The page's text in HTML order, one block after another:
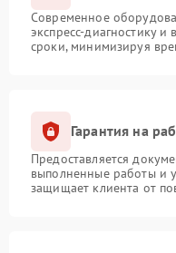
Современное
экспресс-диагностику
сроки, минимизируя
Гарантия на
Предоставляется
выполненные работы и
защищает клиента от